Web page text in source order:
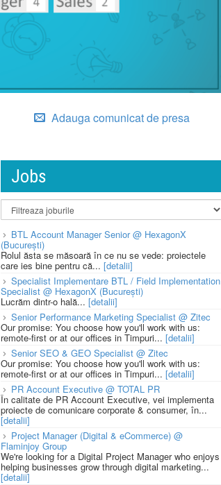
Adauga comunicat de presa
Jobs
BTL Account Manager Senior @ HexagonX
(București)
Rolul ăsta se măsoară în ce nu se vede: proiectele
care ies bine pentru că... [detalii]
Specialist Implementare BTL / Field Implementation
Specialist @ HexagonX (București)
Lucrăm dintr-o hală... [detalii]
Senior Performance Marketing Specialist @ Zitec
Our promise: You choose how you'll work with us:
remote-first or at our offices in Timpuri... [detalii]
Senior SEO & GEO Specialist @ Zitec
Our promise: You choose how you'll work with us:
remote-first or at our offices in Timpuri... [detalii]
PR Account Executive @ TOTAL PR
În calitate de PR Account Executive, vei implementa
proiecte de comunicare corporate & consumer, în...
[detalii]
Project Manager (Digital & eCommerce) @
Flaminjoy Group
We're looking for a Digital Project Manager who enjoys
helping businesses grow through digital marketing...
[detalii]